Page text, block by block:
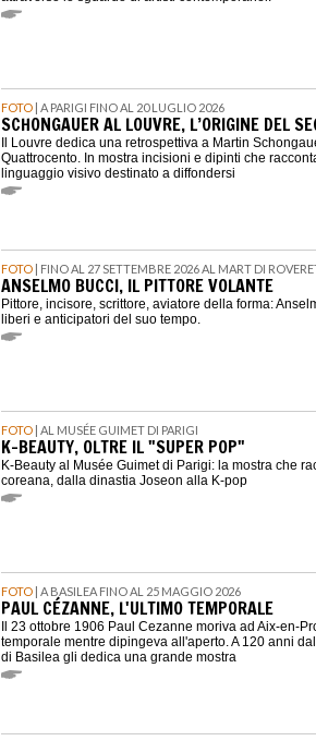
FOTO | A PARIGI FINO AL 20 LUGLIO 2026
SCHONGAUER AL LOUVRE, L’ORIGINE DEL
Il Louvre dedica una retrospettiva a Martin
Quattrocento. In mostra incisioni e dipinti che
linguaggio visivo destinato a diffondersi
FOTO | FINO AL 27 SETTEMBRE 2026 AL MART DI
ANSELMO BUCCI, IL PITTORE VOLANTE
Pittore, incisore, scrittore, aviatore della forma:
liberi e anticipatori del suo tempo.
FOTO | AL MUSÉE GUIMET DI PARIGI
K-BEAUTY, OLTRE IL "SUPER POP"
K-Beauty al Musée Guimet di Parigi: la mostra che
coreana, dalla dinastia Joseon alla K-pop
FOTO | A BASILEA FINO AL 25 MAGGIO 2026
PAUL CÉZANNE, L'ULTIMO TEMPORALE
Il 23 ottobre 1906 Paul Cezanne moriva ad Aix-en-
temporale mentre dipingeva all'aperto. A 120 anni
di Basilea gli dedica una grande mostra